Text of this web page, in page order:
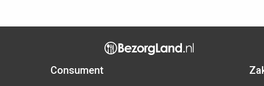
Consument